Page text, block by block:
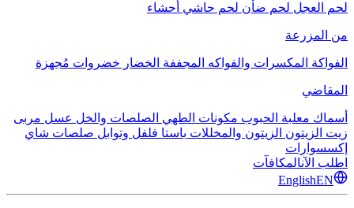
لحم العجل لحم ضأن لحم حاشي أحشاء
من المزرعة
الفواكة المكسرات والفواكه المجففة الخضار خضروات مُجهزة
المقاضي
أسماك معلبة الحبوب مكونات الطهي الصلصات والخل عسل مربى
زيت الزيتون الزيتون والمخللات باستا فلفل وتوابل صلصات شاي
إكسسوارات
اطلب الآنالمكافآت
EnglishEN